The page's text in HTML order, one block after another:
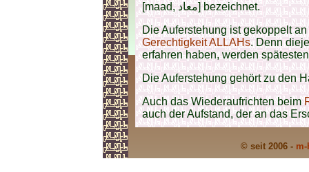
[maad, معاد] bezeichnet.
Die Auferstehung ist gekoppelt
GerechtigkeitALLAHs. Denn
erfahren haben, werden
Die Auferstehung gehört zu den
Auch das Wiederaufrichten beim
auch der Aufstand, der an das
© seit 2006 -